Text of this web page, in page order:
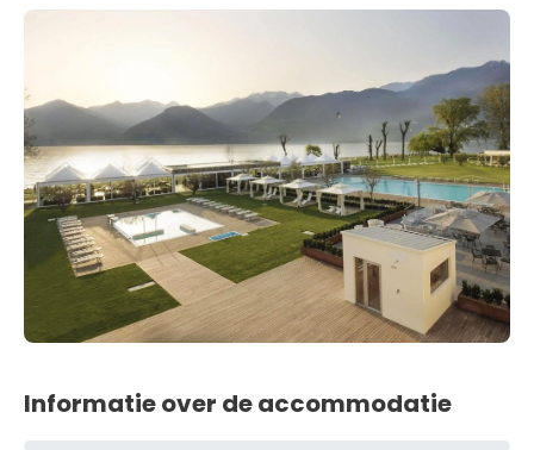
Informatie over de accommodatie